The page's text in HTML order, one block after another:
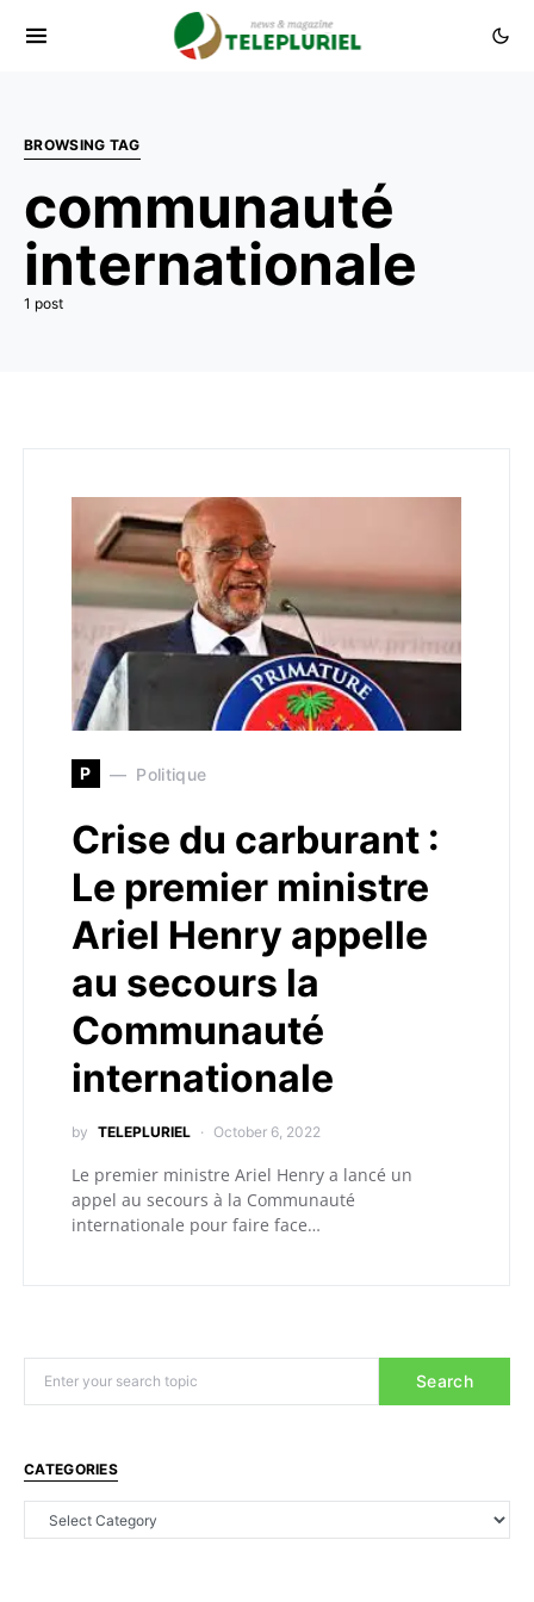
BROWSING TAG
communauté
internationale
1 post
P Politique
Crise du carburant :
Le premier ministre
Ariel Henry appelle
au secours la
Communauté
internationale
by TELEPLURIEL October 6, 2022
Le premier ministre Ariel Henry a lancé un
appel au secours à la Communauté
internationale pour faire face…
Search
CATEGORIES